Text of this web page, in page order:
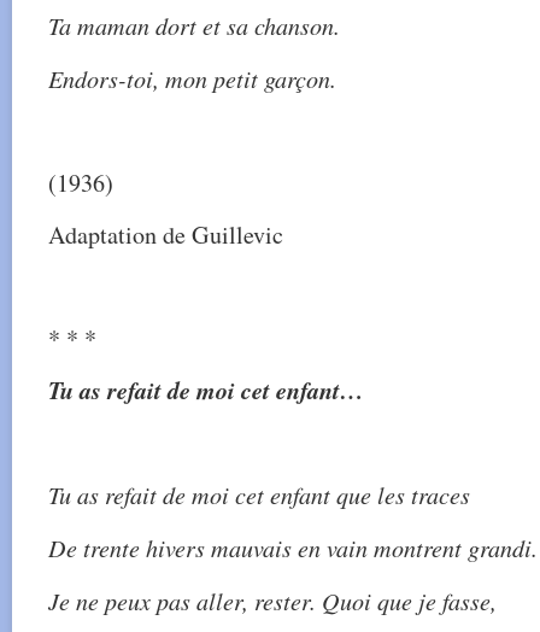
Ta maman dort et sa chanson.
Endors-toi, mon petit garçon.
(1936)
Adaptation de Guillevic
* * *
Tu as refait de moi cet enfant…
Tu as refait de moi cet enfant que les traces
De trente hivers mauvais en vain montrent grandi.
Je ne peux pas aller, rester. Quoi que je fasse,